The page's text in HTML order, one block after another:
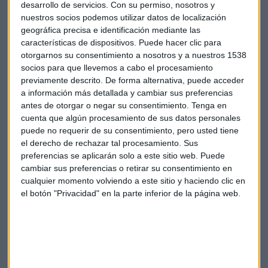
desarrollo de servicios. Con su permiso, nosotros y
nuestros socios podemos utilizar datos de localización
geográfica precisa e identificación mediante las
características de dispositivos. Puede hacer clic para
otorgarnos su consentimiento a nosotros y a nuestros 1538
socios para que llevemos a cabo el procesamiento
previamente descrito. De forma alternativa, puede acceder
a información más detallada y cambiar sus preferencias
antes de otorgar o negar su consentimiento. Tenga en
cuenta que algún procesamiento de sus datos personales
puede no requerir de su consentimiento, pero usted tiene
el derecho de rechazar tal procesamiento. Sus
preferencias se aplicarán solo a este sitio web. Puede
cambiar sus preferencias o retirar su consentimiento en
cualquier momento volviendo a este sitio y haciendo clic en
el botón "Privacidad" en la parte inferior de la página web.
Puedes escuchar el consultorio completo aquí:
*Lo sentimos pero el audio ha sido eliminado
El Minuto de Oro es para Enagás y Red Eléctrica:
*Lo sentimos pero el audio ha sido eliminado